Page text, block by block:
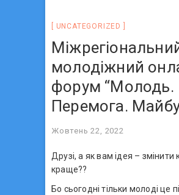
UNCATEGORIZED
молодіжний
форум “Молодь.
Перемога.
Жовтень 22, 2022
Друзі, а як вам ідея – змінити
краще??
Бо сьогодні тільки молоді це